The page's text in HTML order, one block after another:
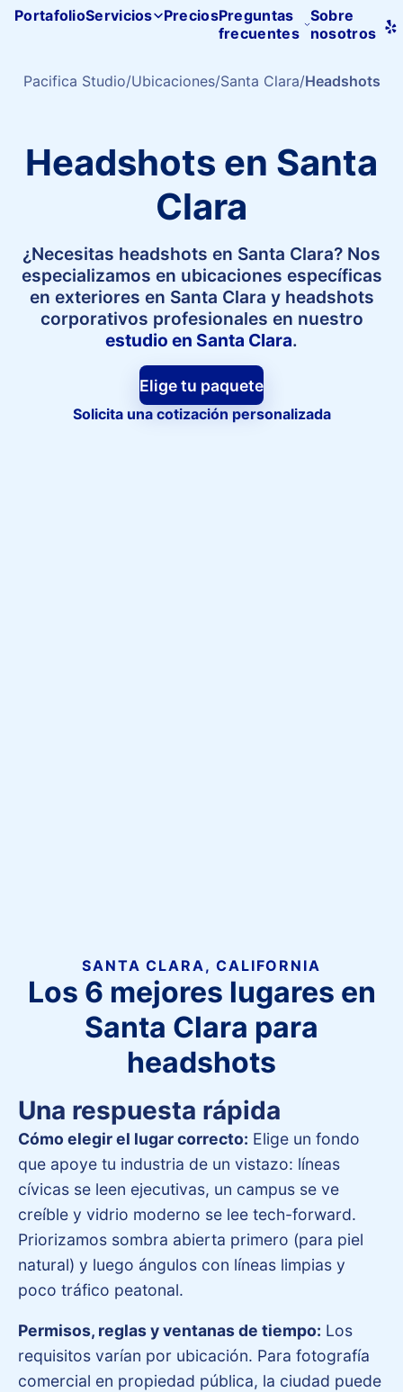
Studio
PortafolioServicios PreciosPreguntas
frecuentes
Sobre
nosotros
Pacifica Studio Ubicaciones Santa Clara Headshots
Headshots en Santa
Clara
¿Necesitas headshots en Santa Clara? Nos
especializamos en ubicaciones específicas
en exteriores en Santa Clara y headshots
corporativos profesionales en nuestro
estudio en Santa Clara.
Elige tu paquete
Solicita una cotización personalizada
SANTA CLARA, CALIFORNIA
Los 6 mejores lugares en
Santa Clara para
headshots
Una respuesta rápida
Cómo elegir el lugar correcto: Elige un fondo
que apoye tu industria de un vistazo: líneas
cívicas se leen ejecutivas, un campus se ve
creíble y vidrio moderno se lee tech-forward.
Priorizamos sombra abierta primero (para piel
natural) y luego ángulos con líneas limpias y
poco tráfico peatonal.
Permisos, reglas y ventanas de tiempo: Los
requisitos varían por ubicación. Para fotografía
comercial en propiedad pública, la ciudad puede